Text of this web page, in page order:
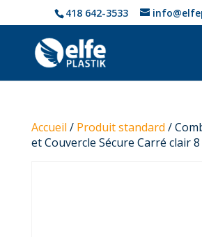
418 642-3533
Accueil / Produit standard /
et Couvercle Sécure Carré clair